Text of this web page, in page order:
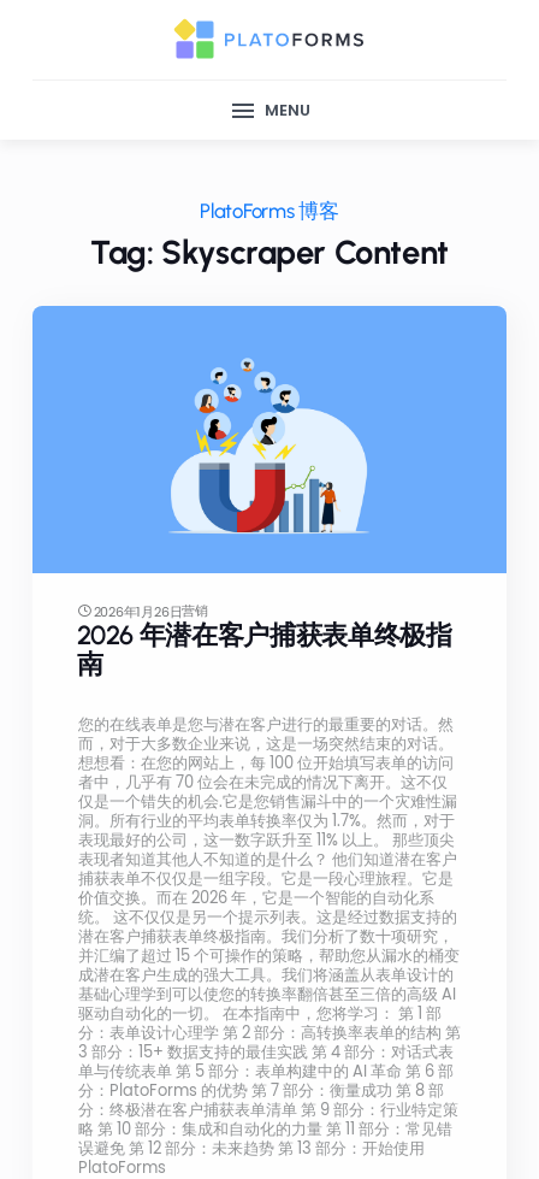
MENU
PlatoForms 博客
Tag: Skyscraper Content
2026年1月26日营销
2026 年潜在客户捕获表单终极指
南
您的在线表单是您与潜在客户进行的最重要的对话。然
而，对于大多数企业来说，这是一场突然结束的对话。
想想看：在您的网站上，每 100 位开始填写表单的访问
者中，几乎有 70 位会在未完成的情况下离开。这不仅
仅是一个错失的机会.它是您销售漏斗中的一个灾难性漏
洞。所有行业的平均表单转换率仅为 1.7%。然而，对于
表现最好的公司，这一数字跃升至 11% 以上。 那些顶尖
表现者知道其他人不知道的是什么？ 他们知道潜在客户
捕获表单不仅仅是一组字段。它是一段心理旅程。它是
价值交换。而在 2026 年，它是一个智能的自动化系
统。 这不仅仅是另一个提示列表。这是经过数据支持的
潜在客户捕获表单终极指南。我们分析了数十项研究，
并汇编了超过 15 个可操作的策略，帮助您从漏水的桶变
成潜在客户生成的强大工具。我们将涵盖从表单设计的
基础心理学到可以使您的转换率翻倍甚至三倍的高级 AI
驱动自动化的一切。 在本指南中，您将学习： 第 1 部
分：表单设计心理学 第 2 部分：高转换率表单的结构 第
3 部分：15+ 数据支持的最佳实践 第 4 部分：对话式表
单与传统表单 第 5 部分：表单构建中的 AI 革命 第 6 部
分：PlatoForms 的优势 第 7 部分：衡量成功 第 8 部
分：终极潜在客户捕获表单清单 第 9 部分：行业特定策
略 第 10 部分：集成和自动化的力量 第 11 部分：常见错
误避免 第 12 部分：未来趋势 第 13 部分：开始使用
PlatoForms